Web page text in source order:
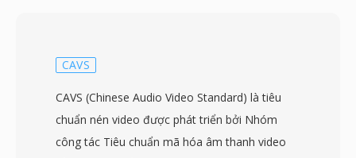
CAVS
CAVS (Chinese Audio Video Standard) là tiêu
chuẩn nén video được phát triển bởi Nhóm
công tác Tiêu chuẩn mã hóa âm thanh video